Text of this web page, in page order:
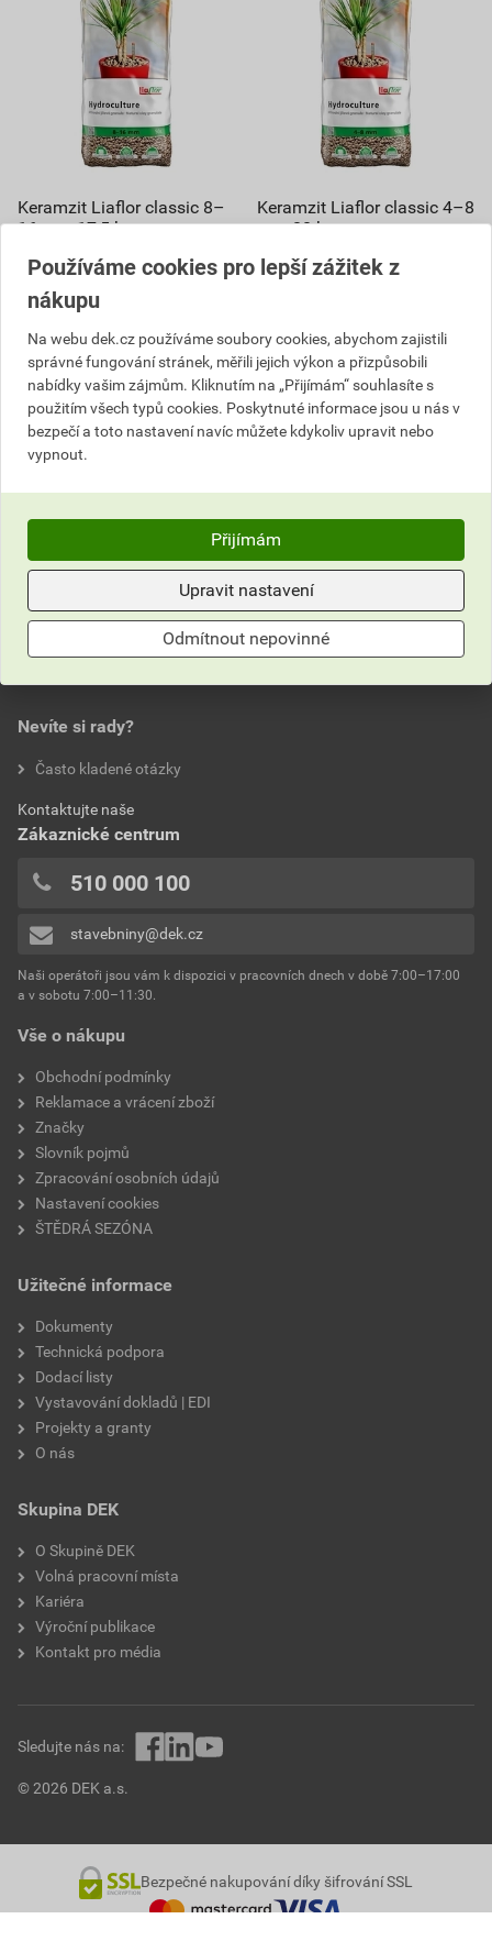
Keramzit Liaflor classic 8–
16 mm 17,5 kg
15,68Kč
304,92 Kč
274,43 Kč
cena za pytel s DPH
Na poptávku
Poptat
274,43 Kč celkem s DPH
Keramzit Liaflor classic 4–8
mm 20 kg
304,92 Kč
274,43Kč
cena za pytel s DPH
Aktuálně vyprodáno
Vše o nákupu
Obchodní podmínky
Reklamace a vrácení zboží
Značky
Slovník pojmů
Zpracování osobních údajů
Nastavení cookies
ŠTĚDRÁ SEZÓNA
Užitečné informace
Dokumenty
Technická podpora
Dodací listy
Vystavování dokladů | EDI
Projekty a granty
O nás
Skupina DEK
O Skupině DEK
Volná pracovní místa
Kariéra
Výroční publikace
Kontakt pro média
Nevíte si rady?
Často kladené otázky
Kontaktujte naše
Zákaznické centrum
510 000 100
stavebniny@dek.cz
Naši operátoři jsou vám k dispozici v pracovních dnech v době 7:00–17:00
a v sobotu 7:00–11:30.
© 2026 DEK a.s.
Sledujte nás na:
Bezpečné nakupování díky šifrování SSL
Používáme cookies pro lepší zážitek z
nákupu
Na webu dek.cz používáme soubory cookies, abychom zajistili
správné fungování stránek, měřili jejich výkon a přizpůsobili
nabídky vašim zájmům. Kliknutím na „Přijímám“ souhlasíte s
použitím všech typů cookies. Poskytnuté informace jsou u nás v
bezpečí a toto nastavení navíc můžete kdykoliv upravit nebo
vypnout.
Přijímám
Upravit nastavení
Odmítnout nepovinné